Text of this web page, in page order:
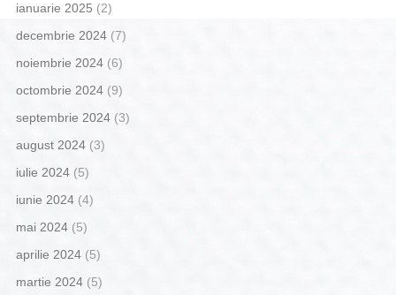
ianuarie 2025 (2)
decembrie 2024(7)
noiembrie 2024(6)
octombrie 2024(9)
septembrie 2024(3)
august 2024(3)
iulie 2024(5)
iunie 2024(4)
mai 2024(5)
aprilie 2024(5)
martie 2024(5)